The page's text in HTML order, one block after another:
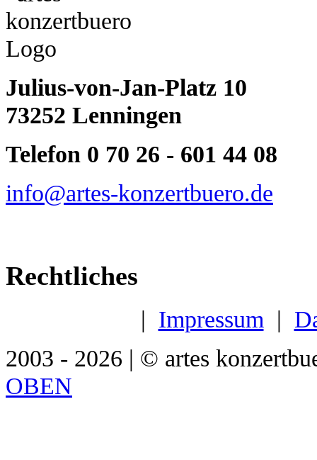
Julius-von-Jan-Platz 10
73252 Lenningen
Telefon 0 70 26 - 601 44 08
info@artes-konzertbuero.de
Rechtliches
| Impressum |
2003 - 2026 | © artes
OBEN